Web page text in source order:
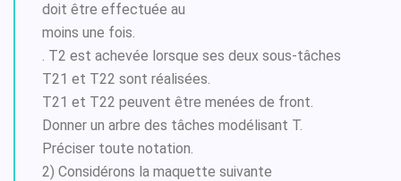
doit être effectuée au
moins une fois.
. T2 est achevée lorsque ses deux sous-tâches
T21 et T22 sont réalisées.
T21 et T22 peuvent être menées de front.
Donner un arbre des tâches modélisant T.
Préciser toute notation.
2) Considérons la maquette suivante